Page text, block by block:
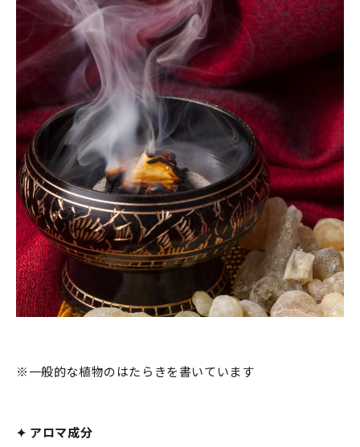
※一般的な植物のはたらきを書いています
✦ アロマ成分